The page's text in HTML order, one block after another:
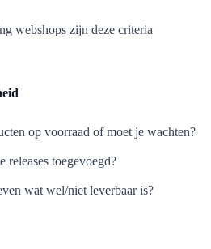
webshops zijn deze criteria
op voorraad of moet je wachten?
releases toegevoegd?
wat wel/niet leverbaar is?